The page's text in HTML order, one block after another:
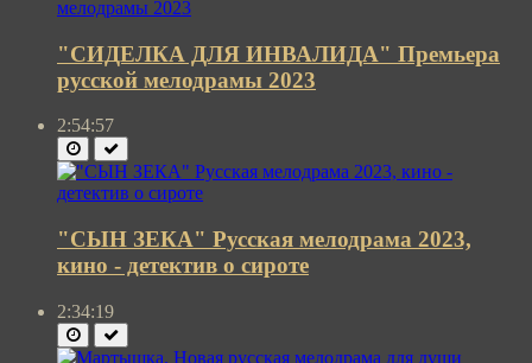
"СИДЕЛКА ДЛЯ ИНВАЛИДА" Премьера
русской мелодрамы 2023
2:54:57
"СЫН ЗЕКА" Русская мелодрама 2023,
кино - детектив о сироте
2:34:19